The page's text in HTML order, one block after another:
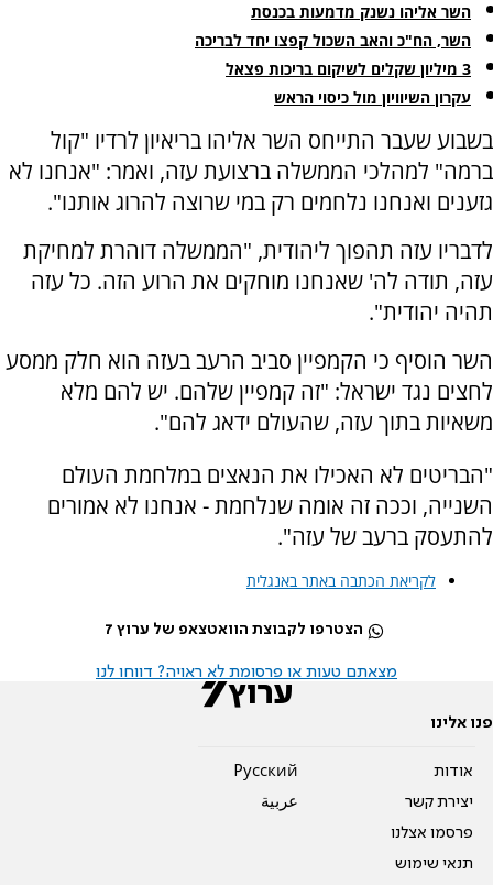
השר אליהו נשנק מדמעות בכנסת
השר, הח"כ והאב השכול קפצו יחד לבריכה
3 מיליון שקלים לשיקום בריכות פצאל
עקרון השיוויון מול כיסוי הראש
בשבוע שעבר התייחס השר אליהו בריאיון לרדיו "קול
ברמה" למהלכי הממשלה ברצועת עזה, ואמר: "אנחנו לא
גזענים ואנחנו נלחמים רק במי שרוצה להרוג אותנו".
לדבריו עזה תהפוך ליהודית, "הממשלה דוהרת למחיקת
עזה, תודה לה' שאנחנו מוחקים את הרוע הזה. כל עזה
תהיה יהודית".
השר הוסיף כי הקמפיין סביב הרעב בעזה הוא חלק ממסע
לחצים נגד ישראל: "זה קמפיין שלהם. יש להם מלא
משאיות בתוך עזה, שהעולם ידאג להם".
"הבריטים לא האכילו את הנאצים במלחמת העולם
השנייה, וככה זה אומה שנלחמת - אנחנו לא אמורים
להתעסק ברעב של עזה".
לקריאת הכתבה באתר באנגלית
הצטרפו לקבוצת הוואטצאפ של ערוץ 7
מצאתם טעות או פרסומת לא ראויה? דווחו לנו
פנו אלינו
אודות
יצירת קשר
פרסמו אצלנו
תנאי שימוש
Pусский
عربية